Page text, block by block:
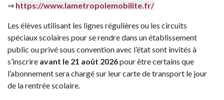
⇒ https://www.lametropolemobilite.fr/
Les élèves utilisant les lignes régulières ou les circuits
spéciaux scolaires pour se rendre dans un établissement
public ou privé sous convention avec l’état sont invités à
s’inscrire avant le 21 août 2026pour être certains que
l’abonnement sera chargé sur leur carte de transport le jour
de la rentrée scolaire.